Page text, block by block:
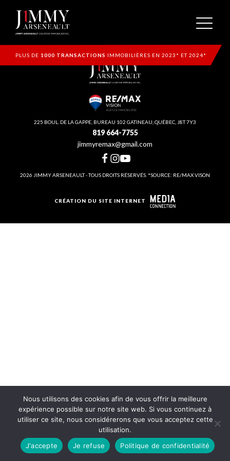
PLUS DE 1000 TRANSACTIONS IMMOBILIÈRES EN 2023* ET 2024*
225 BOUL. DE LA GAPPE, BUREAU 102 GATINEAU, QUÉBEC, J8T 7Y3
819 664-7755
jimmyremax@gmail.com
2026 JIMMY ARSENEAULT - TOUS DROITS RÉSERVÉS. *SOURCE: RE/MAX VISON
CRÉATION DU SITE INTERNET
Nous utilisons des cookies afin de vous offrir la meilleure
expérience possible sur notre site web. Si vous continuez à
utiliser ce site, nous considérerons que vous acceptez cette
utilisation.
J'accepte
Je refuse Politique de confidentialité